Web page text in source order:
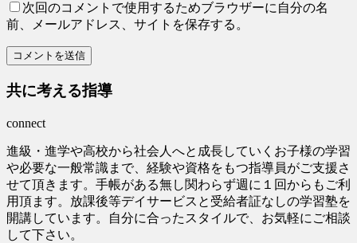
次回のコメントで使用するためブラウザーに自分の名
前、メールアドレス、サイトを保存する。
共に考える指導
connect
進級・進学や高校から社会人へと成長していくお子様の学習
や必要な一般常識まで、経験や資格をもつ指導員がご支援さ
せて頂きます。手帳がある無し関わらず週に１回からもご利
用頂ます。放課後等デイサービスと受給者証なしの学習塾を
開講しています。自分に合ったスタイルで、お気軽にご相談
して下さい。